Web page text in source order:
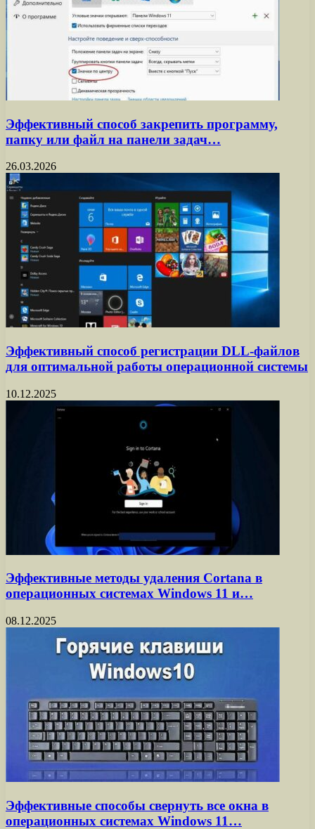
Эффективный способ закрепить программу,
папку или файл на панели задач…
26.03.2026
Эффективный способ регистрации DLL-файлов
для оптимальной работы операционной системы
10.12.2025
Эффективные методы удаления Cortana в
операционных системах Windows 11 и…
08.12.2025
Эффективные способы свернуть все окна в
операционных системах Windows 11…